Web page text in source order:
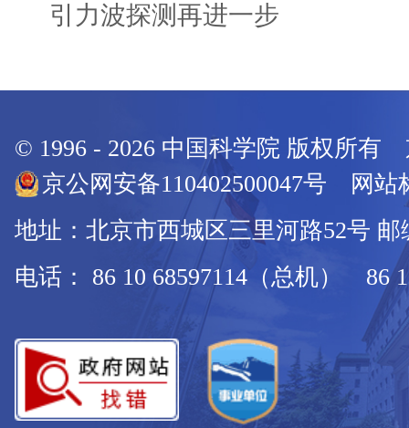
引力波探测再进一步
© 1996 - 2026 中国科学院 版权所有
京公网安备110402500047号 网站
地址：北京市西城区三里河路52号 邮
电话： 86 10 68597114（总机） 86